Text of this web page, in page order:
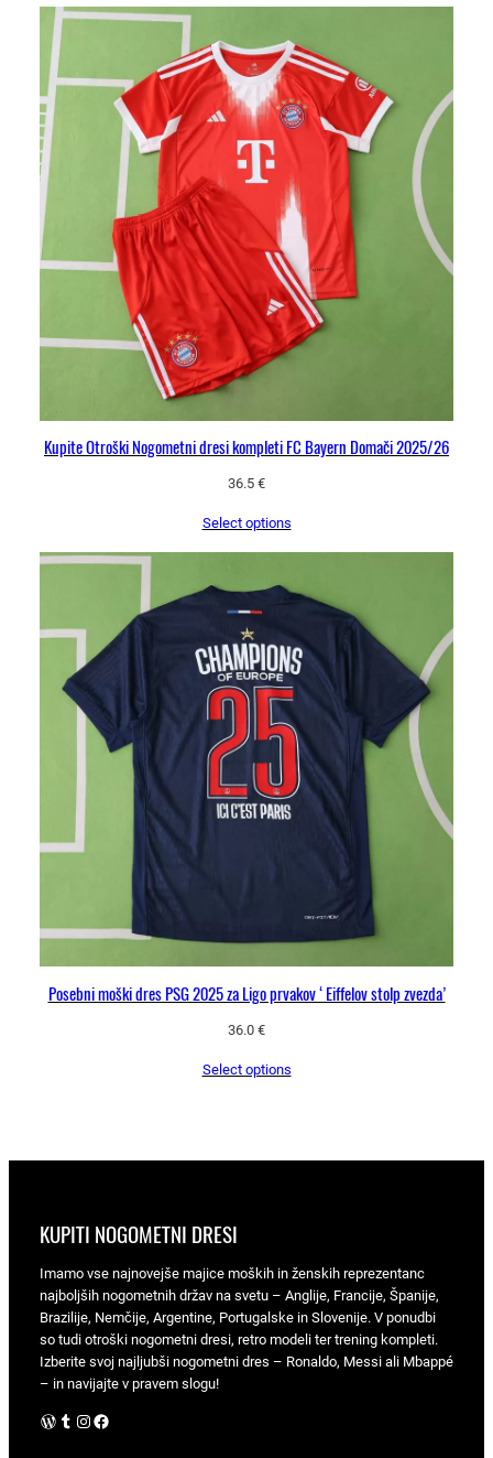
Kupite Otroški Nogometni dresi kompleti FC Bayern Domači 2025/26
36.5 €
Select options
Posebni moški dres PSG 2025 za Ligo prvakov ‘Eiffelov stolp zvezda’
36.0 €
Select options
KUPITI NOGOMETNI DRESI
Imamo vse najnovejše majice moških in ženskih reprezentanc
najboljših nogometnih držav na svetu – Anglije, Francije, Španije,
Brazilije, Nemčije, Argentine, Portugalske in Slovenije. V ponudbi
so tudi otroški nogometni dresi, retro modeli ter trening kompleti.
Izberite svoj najljubši nogometni dres – Ronaldo, Messi ali Mbappé
– in navijajte v pravem slogu!
WordPress Instagram Facebook